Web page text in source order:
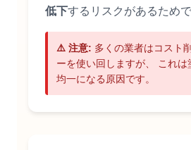
低下するリスクがあるためで
⚠️ 注意: 多くの業者はコスト
ーを使い回しますが、 これは
均一になる原因です。